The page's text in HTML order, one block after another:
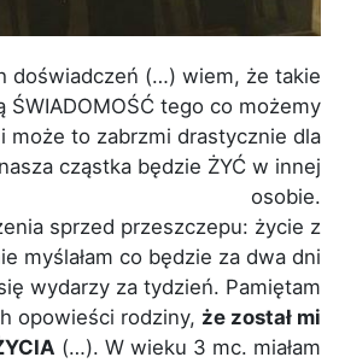
doświadczeń (…) wiem, że takie
ŚWIADOMOŚĆ tego co możemy
może to zabrzmi drastycznie dla
cząstka będzie ŻYĆ w innej
osobie.
sprzed przeszczepu: życie z
myślałam co będzie za dwa dni
wydarzy za tydzień. Pamiętam
opowieści rodziny, że został mi
(…). W wieku 3 mc. miałam